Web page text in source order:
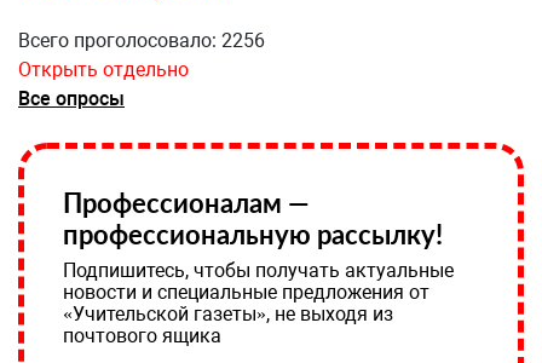
Всего проголосовало: 2256
Открыть отдельно
Все опросы
Профессионалам —
профессиональную рассылку!
Подпишитесь, чтобы получать актуальные
новости и специальные предложения от
«Учительской газеты», не выходя из
почтового ящика